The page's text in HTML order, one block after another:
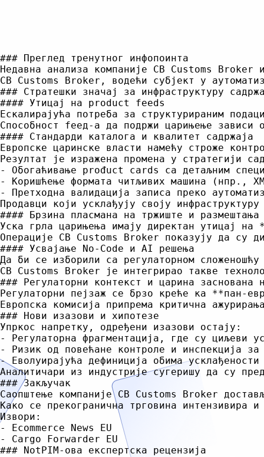
### Преглед тренутног инфопоинта
Недавна анализа компаније CB Customs
CB Customs Broker, водећи субјект у
### Стратешки значај за инфраструктуру
#### Утицај на product feeds
Ескалирајућа потреба за структурираним
Способност feeд-а да подржи царињење зависи
#### Стандарди каталога и квалитет садржаја
Европске царинске власти намећу строже
Резултат је изражена промена у стратегији
- Обогаћивање prođuct cards са детаљним
- Коришћење формата читљивих машина (нпр.,
- Претходна валидација записа преко
Продавци који усклађују своју
#### Брзина пласмана на тржиште и размештања
Уска грла царињења имају директан утицај
Операције CB Customs Broker показују да су
#### Усвајање No-Code и AI решења
Да би се изборили са регулаторном
CB Customs Broker је интегрирао такве
### Регулаторни контекст и царина заснована
Регулаторни пејзаж се брзо креће ка **пан-
Европска комисија припрема критична
### Нови изазови и хипотезе
Упркос напретку, одређени изазови остају:
- Регулаторна фрагментација, где су циљеви
- Ризик од повећане контроле и инспекција
- Еволуирајућа дефиниција обима
Аналитичари из индустрије сугеришу да су
### Закључак
Саопштење компаније CB Customs Broker
Како се прекогранична трговина интензивира
Извори:
- Ecommerce News EU
- Cargo Forwarder EU
### NotPIM-ова експертска рецензија